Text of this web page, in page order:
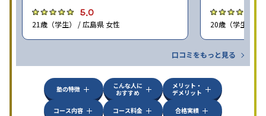
5.0
21歳（学生） / 広島県 女性 20歳（学生） /
口コミをもっと見る
塾の特徴
こんな人に
おすすめ
メリット・
デメリット
コース内容
コース料金 合格実績